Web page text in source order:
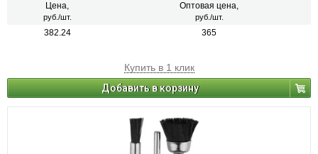
Цена,
руб./шт.
Оптовая цена,
руб./шт.
382.24 365
Купить в 1 клик
Добавить в корзину